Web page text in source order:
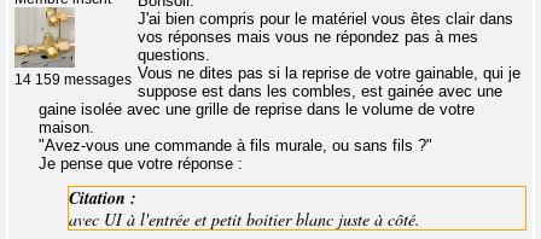
14 159 messages
J'ai bien compris pour le matériel vous êtes clair dans
vos réponses mais vous ne répondez pas à mes
questions.
Vous ne dites pas si la reprise de votre gainable, qui je
suppose est dans les combles, est gainée avec une
gaine isolée avec une grille de reprise dans le volume de votre
maison.
"Avez-vous une commande à fils murale, ou sans fils ?"
Je pense que votre réponse :
Citation :
avec UI à l'entrée et petit boitier blanc juste à côté.